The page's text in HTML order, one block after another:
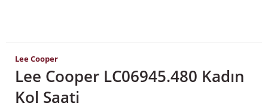
Lee Cooper
Lee Cooper LC06945.480 Kadın
Kol Saati